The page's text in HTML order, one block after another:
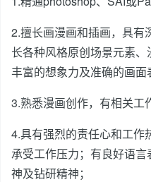
2.擅长画漫画和插画，具有
长各种风格原创场景元素
丰富的想象力及准确的画面
3.熟悉漫画创作，有相关工
4.具有强烈的责任心和工作
承受工作压力；有良好语
神及钻研精神；